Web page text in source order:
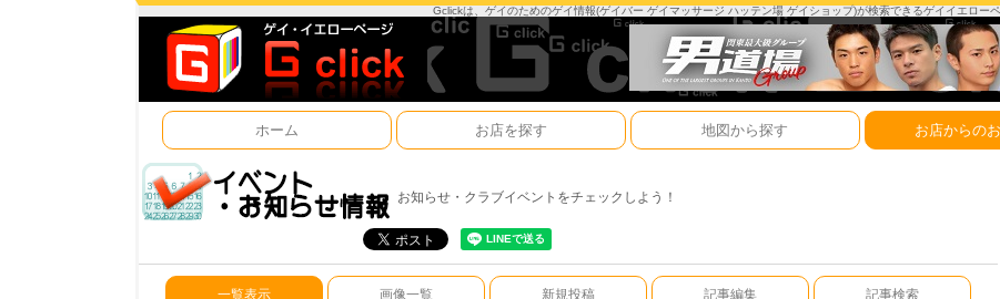
Gclickは、ゲイのためのゲイ情報(ゲイバー ゲイマッサージ ハッテン場 ゲイショップ)が検索できるゲイイエローペ
ホーム お店を探す 地図から探す お店からの
お知らせ・クラブイベントをチェックしよう！
一覧表示 画像一覧 新規投稿 記事編集 記事検索